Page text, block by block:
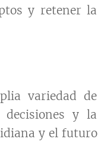
y retener la
variedad de
y la
y el futuro